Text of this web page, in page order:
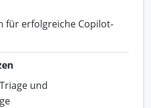
für erfolgreiche Copilot-
und